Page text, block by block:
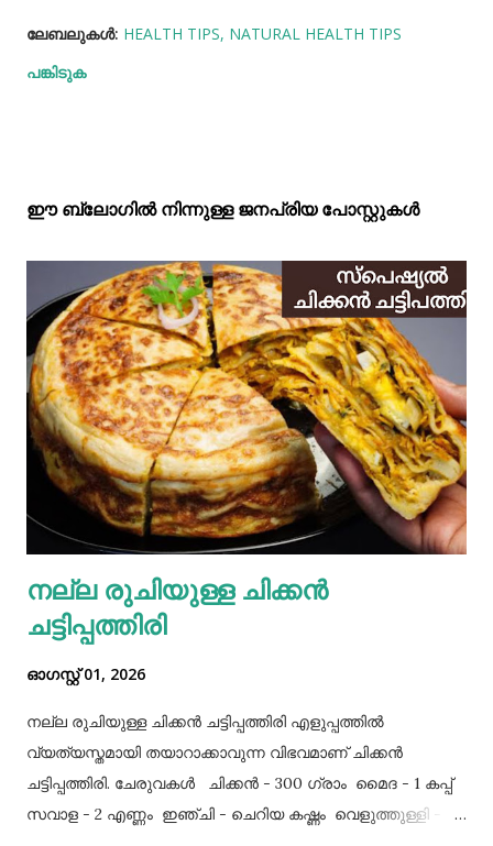
ലേബലുകള്‍: HEALTH TIPS NATURAL HEALTH TIPS
പങ്കിടുക
ഈ ബ്ലോഗിൽ നിന്നുള്ള ജനപ്രിയ പോസ്റ്റുകള്‍‌
നല്ല രുചിയുള്ള ചിക്കൻ
ചട്ടിപ്പത്തിരി
ഓഗസ്റ്റ് 01, 2026
നല്ല രുചിയുള്ള ചിക്കൻ ചട്ടിപ്പത്തിരി എളുപ്പത്തിൽ
വ്യത്യസ്തമായി തയാറാക്കാവുന്ന വിഭവമാണ് ചിക്കൻ
ചട്ടിപ്പത്തിരി. ചേരുവകൾ ചിക്കൻ - 300 ഗ്രാം മൈദ - 1 കപ്പ്‌
സവാള - 2 എണ്ണം ഇഞ്ചി - ചെറിയ കഷ്ണം വെളുത്തുള്ളി - 5